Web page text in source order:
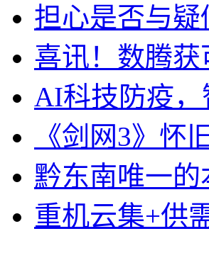
担心是否与
喜讯！数腾获
AI科技防疫
《剑网3》怀
黔东南唯一
重机云集+供